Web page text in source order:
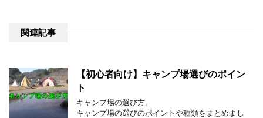
関連記事
【初心者向け】キャンプ場選びのポイン
ト
キャンプ場の選び方。
キャンプ場の選びのポイントや種類をまとめまし